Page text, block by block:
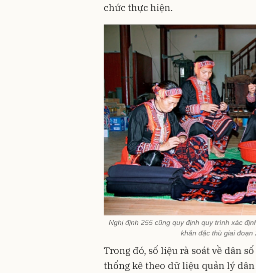
chức thực hiện.
Nghị định 255 cũng quy định quy trình xác
khăn đặc thù giai đoạn
Trong đó, số liệu rà soát về dân
thống kê theo dữ liệu quản lý